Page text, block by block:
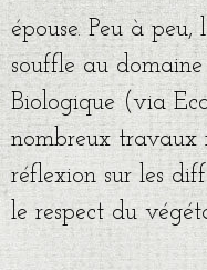
épouse. Peu à
souffle au
Biologique (via
nombreux travaux
réflexion sur les
le respect du